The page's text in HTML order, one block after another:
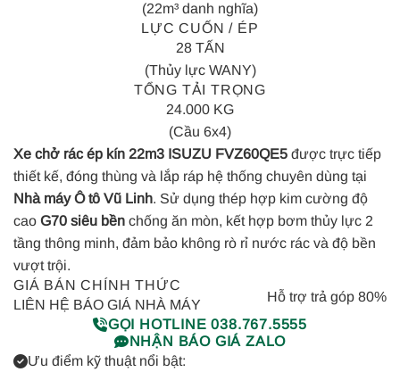
(22m³ danh nghĩa)
LỰC CUỐN / ÉP
28 TẤN
(Thủy lực WANY)
TỔNG TẢI TRỌNG
24.000 KG
(Cầu 6x4)
Xe chở rác ép kín 22m3 ISUZU FVZ60QE5 được trực tiếp
thiết kế, đóng thùng và lắp ráp hệ thống chuyên dùng tại
Nhà máy Ô tô Vũ Linh. Sử dụng thép hợp kim cường độ
cao G70 siêu bền chống ăn mòn, kết hợp bơm thủy lực 2
tầng thông minh, đảm bảo không rò rỉ nước rác và độ bền
vượt trội.
GIÁ BÁN CHÍNH THỨC
LIÊN HỆ BÁO GIÁ NHÀ MÁY
Hỗ trợ trả góp 80%
GỌI HOTLINE 038.767.5555
NHẬN BÁO GIÁ ZALO
Ưu điểm kỹ thuật nổi bật: